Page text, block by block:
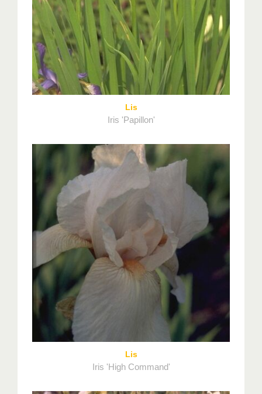
Lis
Iris 'Papillon'
Lis
Iris 'High Command'